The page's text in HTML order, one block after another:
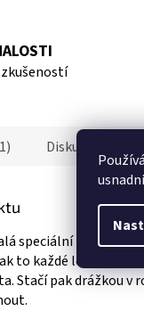
Diskuze
speciální karta na
to každé lékárničky.
Stačí pak drážkou v